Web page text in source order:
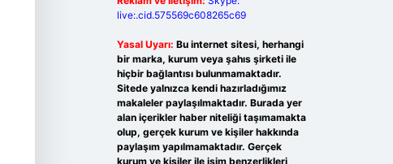
live:.cid.575569c608265c69
Yasal Uyarı: Bu internet sitesi, herhangi
bir marka, kurum veya şahıs şirketi ile
hiçbir bağlantısı bulunmamaktadır.
Sitede yalnızca kendi hazırladığımız
makaleler paylaşılmaktadır. Burada yer
alan içerikler haber niteliği taşımamakta
olup, gerçek kurum ve kişiler hakkında
paylaşım yapılmamaktadır. Gerçek
kurum ve kişiler ile isim benzerlikleri